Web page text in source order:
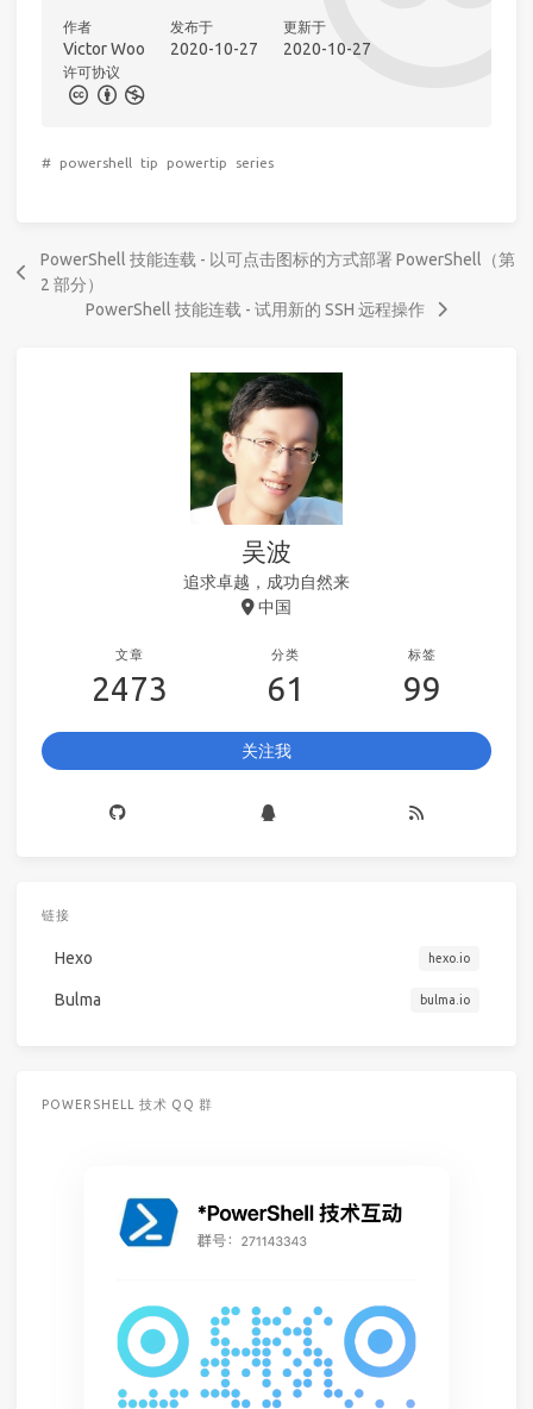
作者
Victor Woo
发布于
2020-10-27
更新于
2020-10-27
许可协议
# powershell tip powertip series
PowerShell 技能连载 - 以可点击图标的方式部署 PowerShell（第
2 部分）
PowerShell 技能连载 - 试用新的 SSH 远程操作
吴波
追求卓越，成功自然来
中国
文章
2473
分类
61
标签
99
关注我
链接
Hexo hexo.io
Bulma bulma.io
POWERSHELL 技术 QQ 群